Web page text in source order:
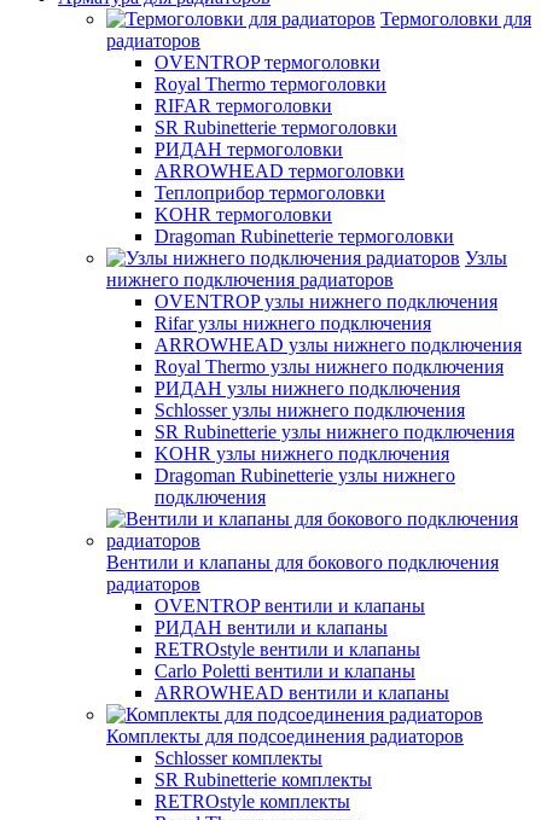
Термоголовки для
радиаторов
OVENTROP термоголовки
Royal Thermo термоголовки
RIFAR термоголовки
SR Rubinetterie термоголовки
РИДАН термоголовки
ARROWHEAD термоголовки
Теплоприбор термоголовки
KOHR термоголовки
Dragoman Rubinetterie термоголовки
Узлы
нижнего подключения радиаторов
OVENTROP узлы нижнего подключения
Rifar узлы нижнего подключения
ARROWHEAD узлы нижнего подключения
Royal Thermo узлы нижнего подключения
РИДАН узлы нижнего подключения
Schlosser узлы нижнего подключения
SR Rubinetterie узлы нижнего подключения
KOHR узлы нижнего подключения
Dragoman Rubinetterie узлы нижнего
подключения
Вентили и клапаны для бокового подключения
радиаторов
OVENTROP вентили и клапаны
РИДАН вентили и клапаны
RETROstyle вентили и клапаны
Carlo Poletti вентили и клапаны
ARROWHEAD вентили и клапаны
Комплекты для подсоединения радиаторов
Schlosser комплекты
SR Rubinetterie комплекты
RETROstyle комплекты